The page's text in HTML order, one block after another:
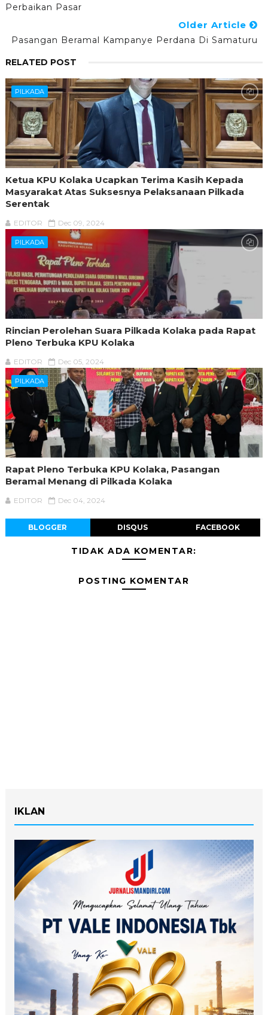
Perbaikan Pasar
Older Article
Pasangan Beramal Kampanye Perdana Di Samaturu
RELATED POST
PILKADA
Ketua KPU Kolaka Ucapkan Terima Kasih Kepada
Masyarakat Atas Suksesnya Pelaksanaan Pilkada
Serentak
EDITOR Dec 09, 2024
PILKADA
Rincian Perolehan Suara Pilkada Kolaka pada Rapat
Pleno Terbuka KPU Kolaka
EDITOR Dec 05, 2024
PILKADA
Rapat Pleno Terbuka KPU Kolaka, Pasangan
Beramal Menang di Pilkada Kolaka
EDITOR Dec 04, 2024
BLOGGER DISQUS FACEBOOK
TIDAK ADA KOMENTAR:
POSTING KOMENTAR
IKLAN